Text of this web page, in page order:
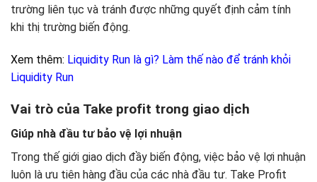
trường liên tục và tránh được những quyết định cảm tính
khi thị trường biến động.
Xem thêm: Liquidity Run là gì? Làm thế nào để tránh khỏi
Liquidity Run
Vai trò của Take profit trong giao dịch
Giúp nhà đầu tư bảo vệ lợi nhuận
Trong thế giới giao dịch đầy biến động, việc bảo vệ lợi nhuận
luôn là ưu tiên hàng đầu của các nhà đầu tư. Take Profit